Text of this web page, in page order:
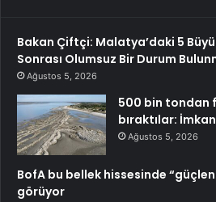
Bakan Çiftçi: Malatya’daki 5
Sonrası Olumsuz Bir Durum
Ağustos 5, 2026
500 bin tondan
bıraktılar:
Ağustos 5, 2026
BofA bu bellek hissesinde
görüyor